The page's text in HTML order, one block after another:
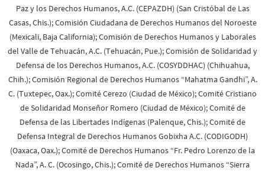
Paz y los Derechos Humanos, A.C. (CEPAZDH) (San Cristóbal de Las
Casas, Chis.); Comisión Ciudadana de Derechos Humanos del Noroeste
(Mexicali, Baja California); Comisión de Derechos Humanos y Laborales
del Valle de Tehuacán, A.C. (Tehuacán, Pue.); Comisión de Solidaridad y
Defensa de los Derechos Humanos, A.C. (COSYDDHAC) (Chihuahua,
Chih.); Comisión Regional de Derechos Humanos “Mahatma Gandhi”, A.
C. (Tuxtepec, Oax.); Comité Cerezo (Ciudad de México); Comité Cristiano
de Solidaridad Monseñor Romero (Ciudad de México); Comité de
Defensa de las Libertades Indígenas (Palenque, Chis.); Comité de
Defensa Integral de Derechos Humanos Gobixha A.C. (CODIGODH)
(Oaxaca, Oax.); Comité de Derechos Humanos “Fr. Pedro Lorenzo de la
Nada”, A. C. (Ocosingo, Chis.); Comité de Derechos Humanos “Sierra